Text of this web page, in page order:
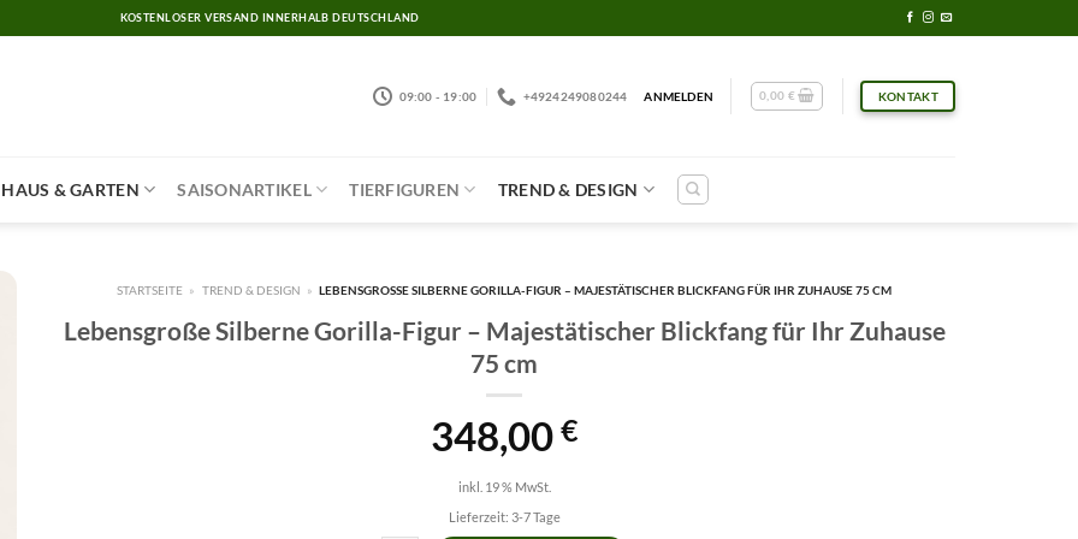
KOSTENLOSER VERSAND INNERHALB DEUTSCHLAND
09:00 - 19:00 +4924249080244 ANMELDEN 0,00 € KONTAKT
HAUS & GARTEN SAISONARTIKEL TIERFIGUREN TREND & DESIGN
STARTSEITE » TREND & DESIGN » LEBENSGROSSE SILBERNE GORILLA-FIGUR – MAJESTÄTISCHER BLICKFANG FÜR IHR ZUHAUSE 75 CM
Lebensgroße Silberne Gorilla-Figur – Majestätischer Blickfang für Ihr Zuhause
75 cm
348,00 €
inkl. 19 % MwSt.
Lieferzeit: 3-7 Tage